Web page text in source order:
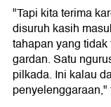
"Tapi kita terima
disuruh kasih
tahapan yang
gardan. Satu
pilkada. Ini kalau
penyelenggaraan,"